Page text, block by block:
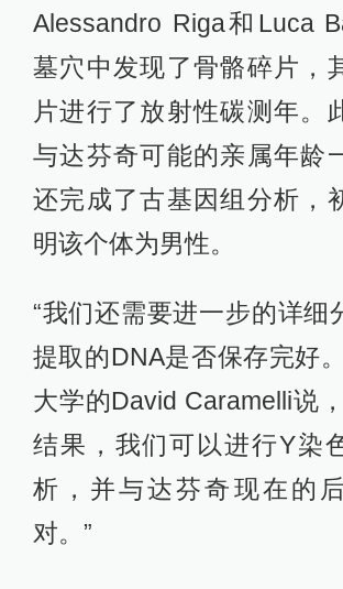
Alessandro Riga和Luca
墓穴中发现了骨骼碎片，
片进行了放射性碳测年。
与达芬奇可能的亲属年龄
还完成了古基因组分析，
明该个体为男性。
“我们还需要进一步的详细
提取的DNA是否保存完好
大学的David Caramelli说
结果，我们可以进行Y染
析，并与达芬奇现在的
对。”